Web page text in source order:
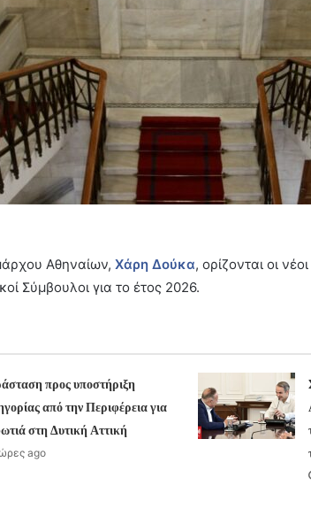
Αθηναίων, Χάρη Δούκα, ορίζονται οι
Σύμβουλοι για το έτος 2026.
προς υποστήριξη
από την Περιφέρεια για
στη Δυτική Αττική
ago